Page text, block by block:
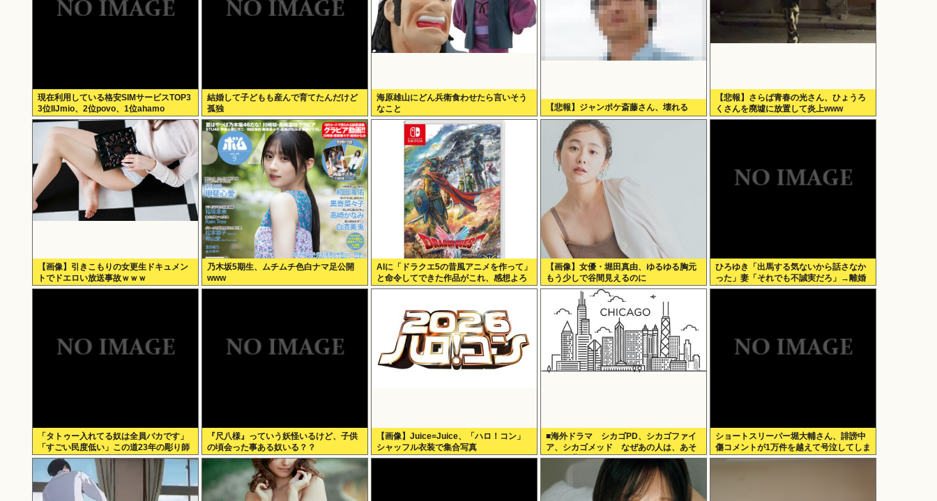
現在利用している格安SIMサービスTOP3
3位IIJmio、2位povo、1位ahamo
結婚して子どもも産んで育てたんだけど
孤独
海原雄山にどん兵衛食わせたら言いそう
なこと
【悲報】ジャンポケ斎藤さん、壊れる
【悲報】さらば青春の光さん、ひょうろ
くさんを廃墟に放置して炎上www
【画像】引きこもりの女更生ドキュメン
トでドエロい放送事故ｗｗｗ
乃木坂5期生、ムチムチ色白ナマ足公開
www
AIに「ドラクエ5の昔風アニメを作って」
と命令してできた作品がこれ、感想よろ
【画像】女優・堀田真由、ゆるゆる胸元
もう少しで谷間見えるのに
ひろゆき「出馬する気ないから話さなか
った」妻「それでも不誠実だろ」→離婚
協議へwww
「タトゥー入れてる奴は全員バカです」
「すごい民度低い」この道23年の彫り師
YouTuberの動画が話題
『尺八様』っていう妖怪いるけど、子供
の頃会った事ある奴いる？？
【画像】Juice=Juice、「ハロ！コン」
シャッフル衣装で集合写真
■海外ドラマ シカゴPD、シカゴファイ
ア、シカゴメッド なぜあの人は、あそ
こまで背負うのか
ショートスリーパー堀大輔さん、誹謗中
傷コメントが1万件を越えて号泣してしま
う